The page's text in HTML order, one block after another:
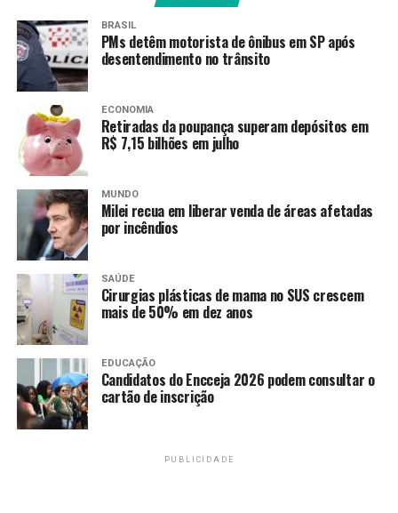
Caso ninguém acerte os seis números sorteados, o
prêmio será redistribuído entre os acertadores da
segunda faixa, acerto de cinco números. Se ainda assim
não houver ganhadores, passa para a terceira faixa e
assim sucessivamente, conforme as regras da
modalidade.
Premiação
A Caixa estima que o prêmio do sorteio especial da
Mega-Sena pode alcançar R$ 200 milhões.
Caso apenas um apostador conquiste sozinho o valor
milionário estimado e aplique integralmente o prêmio
na poupança, o rendimento do investimento no
primeiro mês seria de aproximadamente R$ 1,34 milhão,
considerando os parâmetros atuais de rentabilidade
desse investimento, calcula a instituição financeira.
Outras informações nosite Loterias Caixa
BRASIL
PMs detêm motorista de ônibus em SP após
desentendimento no trânsito
ECONOMIA
Retiradas da poupança superam depósitos em
R$ 7,15 bilhões em julho
MUNDO
Milei recua em liberar venda de áreas afetadas
por incêndios
SAÚDE
Cirurgias plásticas de mama no SUS crescem
mais de 50% em dez anos
EDUCAÇÃO
Candidatos do Encceja 2026 podem consultar o
cartão de inscrição
PUBLICIDADE